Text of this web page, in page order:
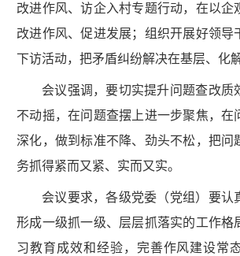
改进作风、访企入村专题行动，在以企
改进作风、促进发展；组织开展好领导
下访活动，把矛盾纠纷解决在基层、化
会议强调，要切实提升问题查改质
不动摇，在问题查摆上进一步聚焦，在
深化，做到标准不降、劲头不松，把问
务抓得紧而又紧、实而又实。
会议要求，各级党委（党组）要认
形成一级抓一级、层层抓落实的工作格
习教育成效和经验，完善作风建设常